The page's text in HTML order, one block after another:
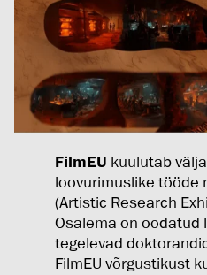
FilmEU kuulutab
loovurimuslike tööde
(Artistic Research
Osalema on oodatud
tegelevad
FilmEU võrgustikust